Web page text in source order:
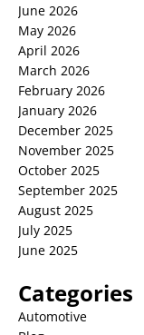
June 2026
May 2026
April 2026
March 2026
February 2026
January 2026
December 2025
November 2025
October 2025
September 2025
August 2025
July 2025
June 2025
Categories
Automotive